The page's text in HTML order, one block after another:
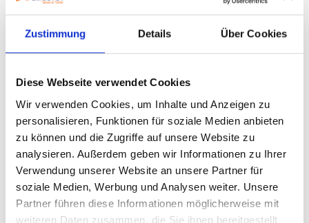
Zustimmung Details Über Cookies
Diese Webseite verwendet Cookies
Wir verwenden Cookies, um Inhalte und Anzeigen zu
personalisieren, Funktionen für soziale Medien anbieten
zu können und die Zugriffe auf unsere Website zu
analysieren. Außerdem geben wir Informationen zu Ihrer
Verwendung unserer Website an unsere Partner für
soziale Medien, Werbung und Analysen weiter. Unsere
Partner führen diese Informationen möglicherweise mit
weiteren Daten zusammen, die Sie ihnen bereitgestellt
ARTIKELNUMMER: 670-50 weiß
Beschreibung:
DieSorte 670ist ein mattes Weich-PVC-Klebeband mit
mittlerer Klebkraft und Reißfestigkeit. Nach bis zu 7 Tagen ist